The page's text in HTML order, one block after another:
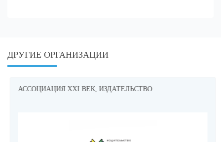
ДРУГИЕ ОРГАНИЗАЦИИ
АССОЦИАЦИЯ XXI ВЕК, ИЗДАТЕЛЬСТВО